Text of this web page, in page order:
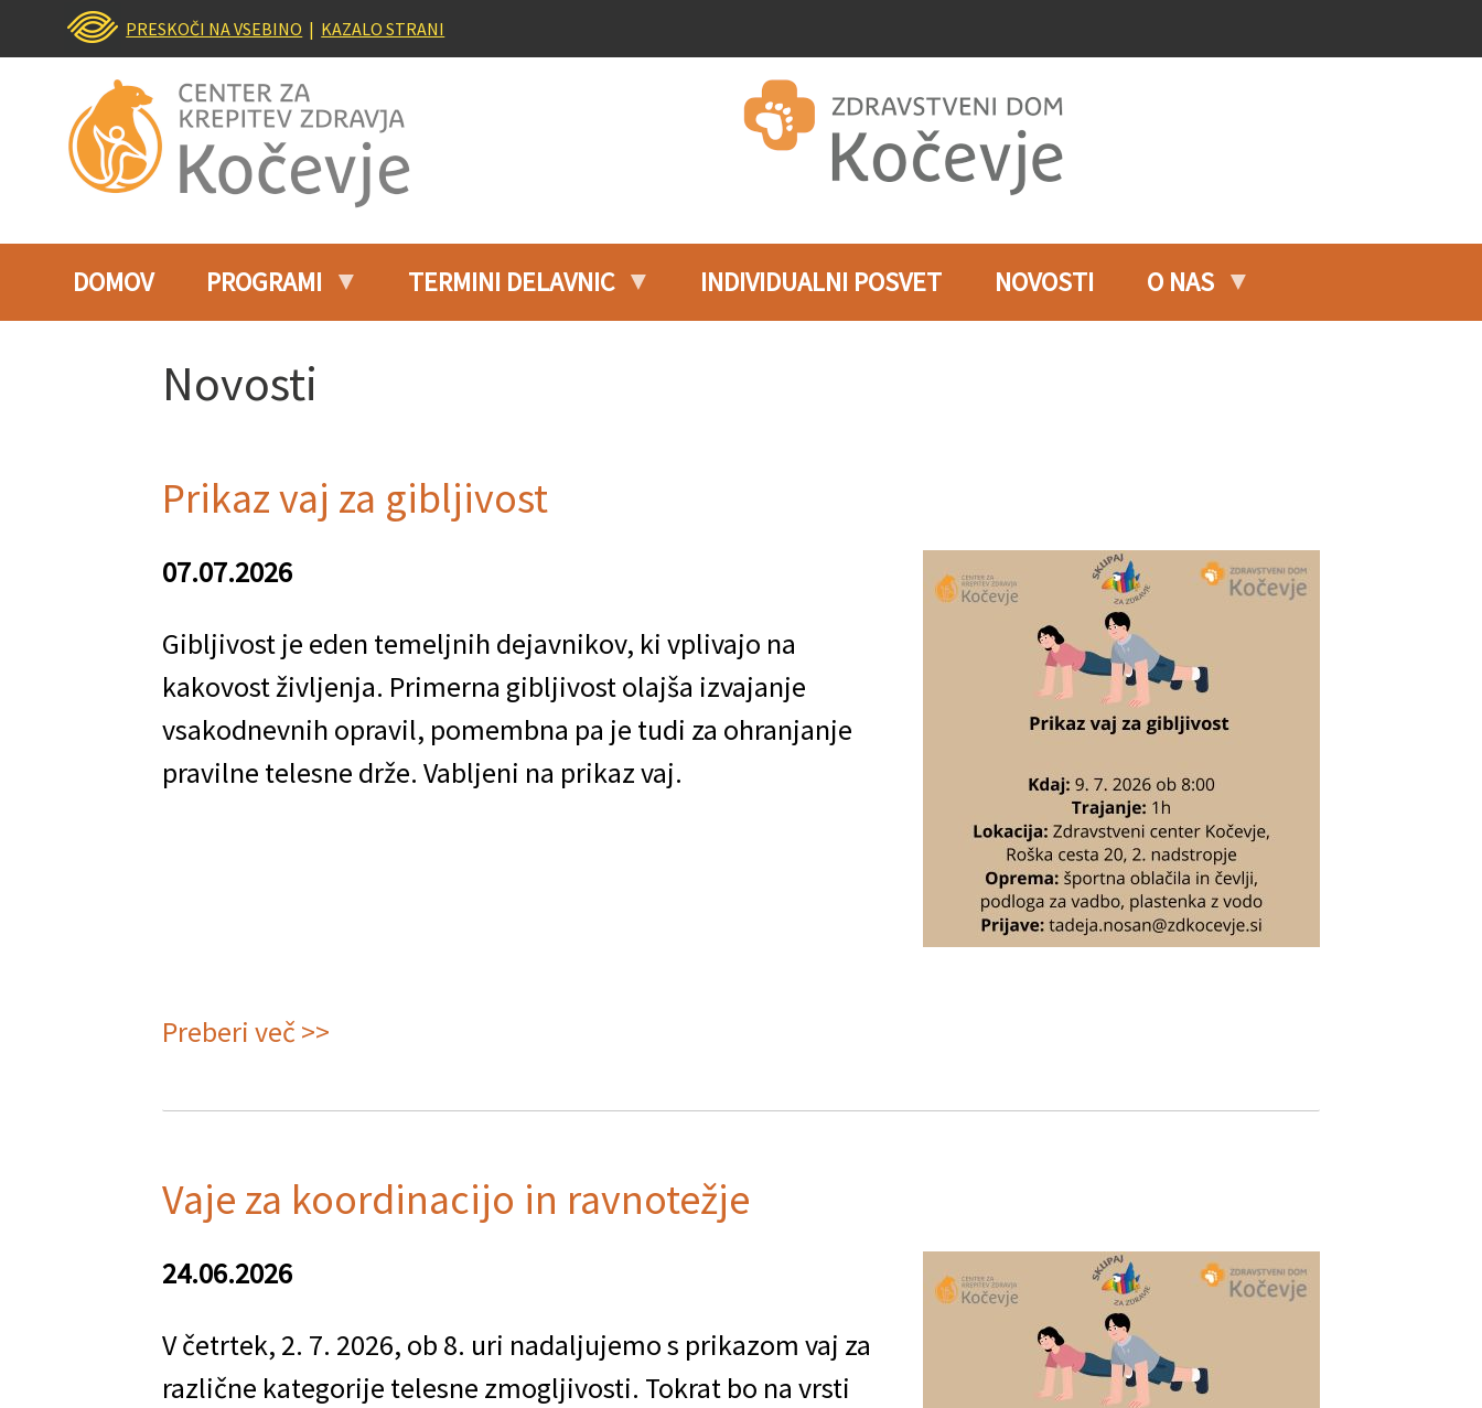
PRESKOČI NA VSEBINO | KAZALO STRANI
DOMOV PROGRAMI TERMINI DELAVNIC INDIVIDUALNI POSVET NOVOSTI O NAS
Novosti
Prikaz vaj za gibljivost
07.07.2026
Gibljivost je eden temeljnih dejavnikov, ki vplivajo na
kakovost življenja. Primerna gibljivost olajša izvajanje
vsakodnevnih opravil, pomembna pa je tudi za ohranjanje
pravilne telesne drže. Vabljeni na prikaz vaj.
Preberi več >>
vaj
gibljivost
Vaje za koordinacijo in ravnotežje
24.06.2026
V četrtek, 2. 7. 2026, ob 8. uri nadaljujemo s prikazom vaj za
različne kategorije telesne zmogljivosti. Tokrat bo na vrsti